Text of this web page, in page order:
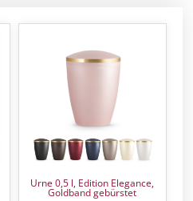
Urne 0,5 l, Edition Elegance,
Goldband gebürstet